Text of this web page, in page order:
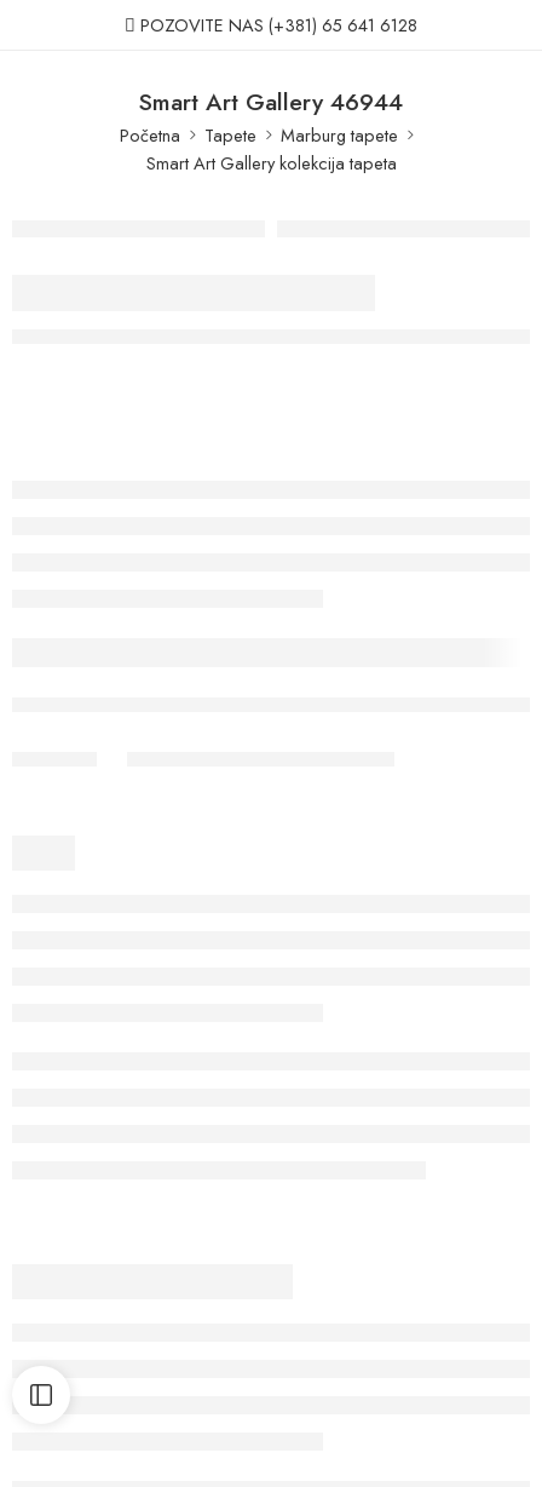
POZOVITE NAS (+381) 65 641 6128
Smart Art Gallery 46944
Početna Tapete
Marburg tapete
Smart Art Gallery kolekcija tapeta